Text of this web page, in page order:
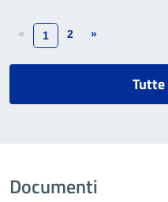
« 1 2 »
Documenti